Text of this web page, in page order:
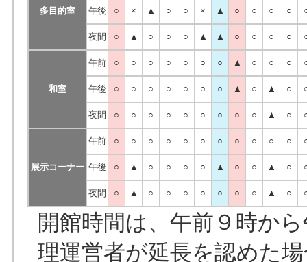
多目的室 午後 ○ × ▲ ○ ○ × ▲ ○ ○ ○ ○
夜間 ○ ▲ ○ ○ ○ ▲ ▲ ○ ○ ○ ○
和室
午前 ○ ○ ○ ○ ○ ○ ○ ▲ ○ ○ ○
午後 ○ ○ ○ ○ ○ ○ ○ ▲ ○ ▲ ○
夜間 ○ ○ ○ ○ ○ ○ ○ ○ ○ ▲ ○
展示コーナー
午前 ○ ○ ○ ○ ○ ○ ○ ○ ○ ○ ○
午後 ○ ▲ ○ ○ ○ ○ ▲ ○ ○ ▲ ○
夜間 ○ ▲ ○ ○ ○ ○ ○ ○ ○ ▲ ○
開館時間は、午前９時か
理運営者が延長を認めた